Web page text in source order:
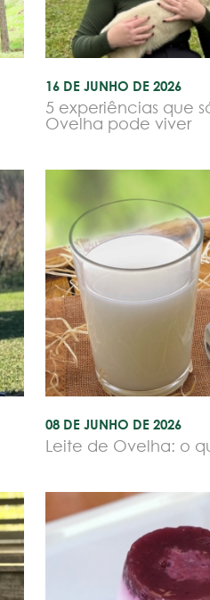
16 DE JUNHO DE 2026
5 experiências que
Ovelha pode viver
08 DE JUNHO DE 2026
Leite de Ovelha: o